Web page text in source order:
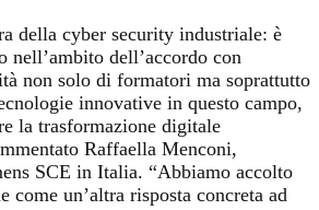
della cyber security industriale: è
nell’ambito dell’accordo con
non solo di formatori ma soprattutto
innovative in questo campo,
la trasformazione digitale
Raffaella Menconi,
SCE in Italia. “Abbiamo accolto
come un’altra risposta concreta ad